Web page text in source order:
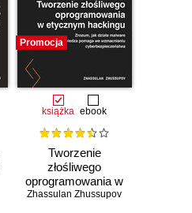
Promocja
książka ebook
Tworzenie
złośliwego
oprogramowania w
etycznym
Zhassulan Zhussupov